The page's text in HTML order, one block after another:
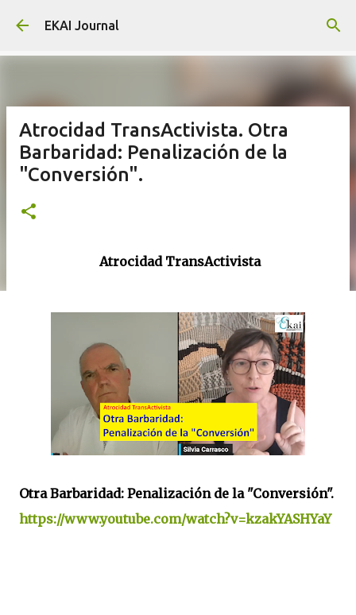
EKAI Journal
Atrocidad TransActivista. Otra
Barbaridad: Penalización de la
"Conversión".
Atrocidad TransActivista
Otra Barbaridad: Penalización de la "Conversión".
https://www.youtube.com/watch?v=kzakYASHYaY